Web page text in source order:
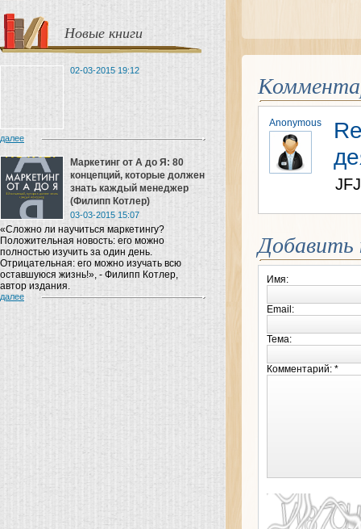
Новые книги
02-03-2015 19:12
далее
Маркетинг от A до Я: 80
концепций, которые должен
знать каждый менеджер
(Филипп Котлер)
03-03-2015 15:07
«Сложно ли научиться маркетингу?
Положительная новость: его можно
полностью изучить за один день.
Отрицательная: его можно изучать всю
оставшуюся жизнь!», - Филипп Котлер,
автор издания.
далее
Anonymous
Имя:
Email:
Тема:
Комментарий: *